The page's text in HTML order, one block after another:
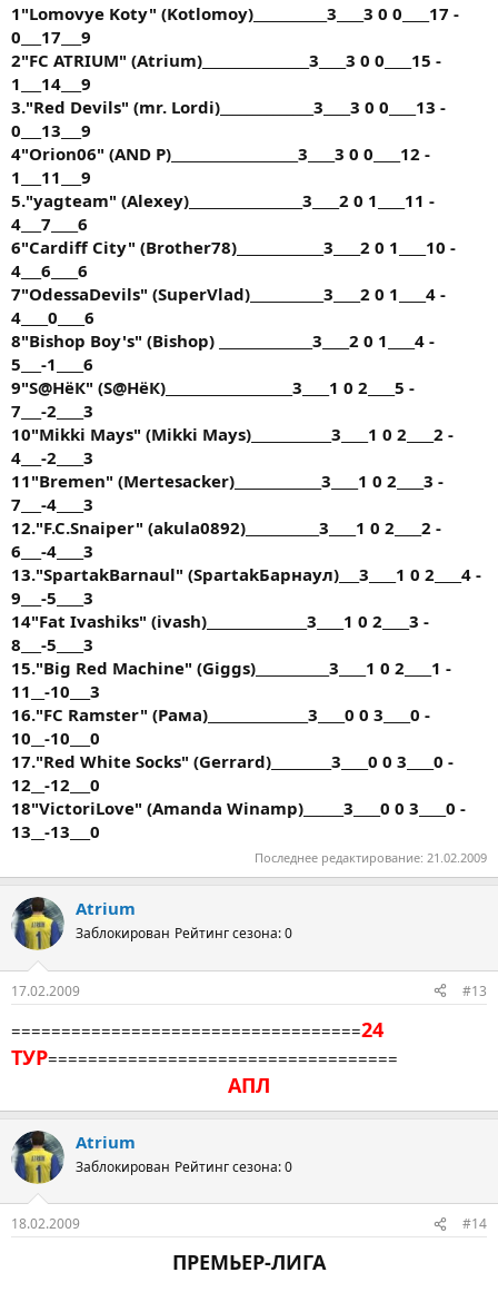
1"Lomovye Koty" (Kotlomoy)___________3____3 0 0____17 -
0___17___9
2"FC ATRIUM" (Atrium)________________3____3 0 0____15 -
1___14___9
3."Red Devils" (mr. Lordi)______________3____3 0 0____13 -
0___13___9
4"Orion06" (AND P)___________________3____3 0 0____12 -
1___11___9
5."yagteam" (Alexey)_________________3____2 0 1____11 -
4___7____6
6"Cardiff City" (Brother78)_____________3____2 0 1____10 -
4___6____6
7"OdessaDevils" (SuperVlad)___________3____2 0 1____4 -
4____0____6
8"Bishop Boy's" (Bishop) ______________3____2 0 1____4 -
5___-1____6
9"S@HёК" (S@HёК)___________________3____1 0 2____5 -
7___-2____3
10"Mikki Mays" (Mikki Mays)____________3____1 0 2____2 -
4___-2____3
11"Bremen" (Mertesacker)_____________3____1 0 2____3 -
7___-4____3
12."F.C.Snaiper" (akula0892)___________3____1 0 2____2 -
6___-4____3
13."SpartakBarnaul" (SpartakБарнаул)___3____1 0 2____4 -
9___-5____3
14"Fat Ivashiks" (ivash)_______________3____1 0 2____3 -
8___-5____3
15."Big Red Machine" (Giggs)___________3____1 0 2____1 -
11__-10___3
16."FC Ramster" (Рама)_______________3____0 0 3____0 -
10__-10___0
17."Red White Socks" (Gerrard)_________3____0 0 3____0 -
12__-12___0
18"VictoriLove" (Amanda Winamp)______3____0 0 3____0 -
13__-13___0
Последнее редактирование: 21.02.2009
Atrium
Заблокирован Рейтинг сезона: 0
17.02.2009 #13
===================================24
ТУР===================================
АПЛ
Atrium
Заблокирован Рейтинг сезона: 0
18.02.2009 #14
ПРЕМЬЕР-ЛИГА